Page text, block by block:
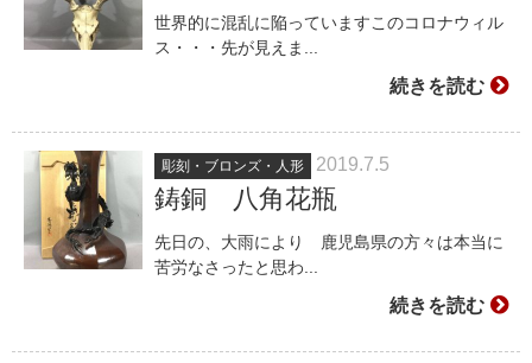
世界的に混乱に陥っていますこのコロナウィル
ス・・・先が見えま...
続きを読む
彫刻・ブロンズ・人形 2019.7.5
鋳銅 八角花瓶
先日の、大雨により 鹿児島県の方々は本当に
苦労なさったと思わ...
続きを読む